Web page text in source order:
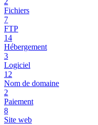
Fichiers
7
FTP
14
Hébergement
3
Logiciel
12
Nom de domaine
2
Paiement
8
Site web